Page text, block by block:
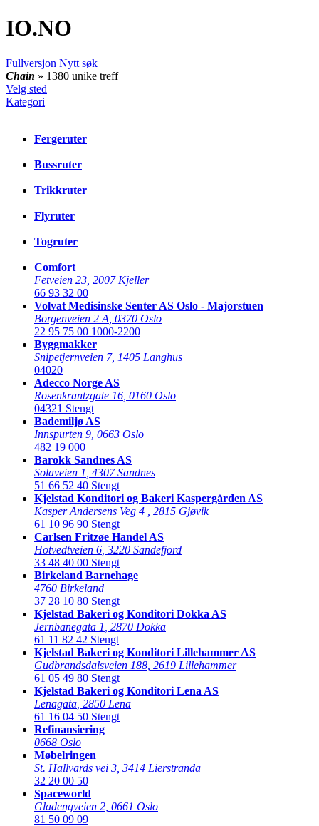
IO.NO
Fullversjon Nytt søk
Chain » 1380 unike treff
Velg sted
Kategori
Fergeruter
Bussruter
Trikkruter
Flyruter
Togruter
Comfort
Fetveien 23 2007 Kjeller
66 93 32 00
Volvat Medisinske Senter AS Oslo - Majorstuen
Borgenveien 2 A 0370 Oslo
22 95 75 00 1000-2200
Byggmakker
Snipetjernveien 7, 1405 Langhus
04020
Adecco Norge AS
Rosenkrantzgate 16 0160 Oslo
04321 Stengt
Bademiljø AS
Innspurten 9 0663 Oslo
482 19 000
Barokk Sandnes AS
Solaveien 1 4307 Sandnes
51 66 52 40 Stengt
Kjelstad Konditori og Bakeri Kaspergården AS
Kasper Andersens Veg 4
2815 Gjøvik
61 10 96 90 Stengt
Carlsen Fritzøe Handel AS
Hotvedtveien 6 3220 Sandefjord
33 48 40 00 Stengt
Birkeland Barnehage
4760 Birkeland
37 28 10 80 Stengt
Kjelstad Bakeri og Konditori Dokka AS
Jernbanegata 1 2870 Dokka
61 11 82 42 Stengt
Kjelstad Bakeri og Konditori Lillehammer AS
Gudbrandsdalsveien 188 2619 Lillehammer
61 05 49 80 Stengt
Kjelstad Bakeri og Konditori Lena AS
Lenagata 2850 Lena
61 16 04 50 Stengt
Refinansiering
0668 Oslo
Møbelringen
St. Hallvards vei 3 3414 Lierstranda
32 20 00 50
Spaceworld
Gladengveien 2 0661 Oslo
81 50 09 09